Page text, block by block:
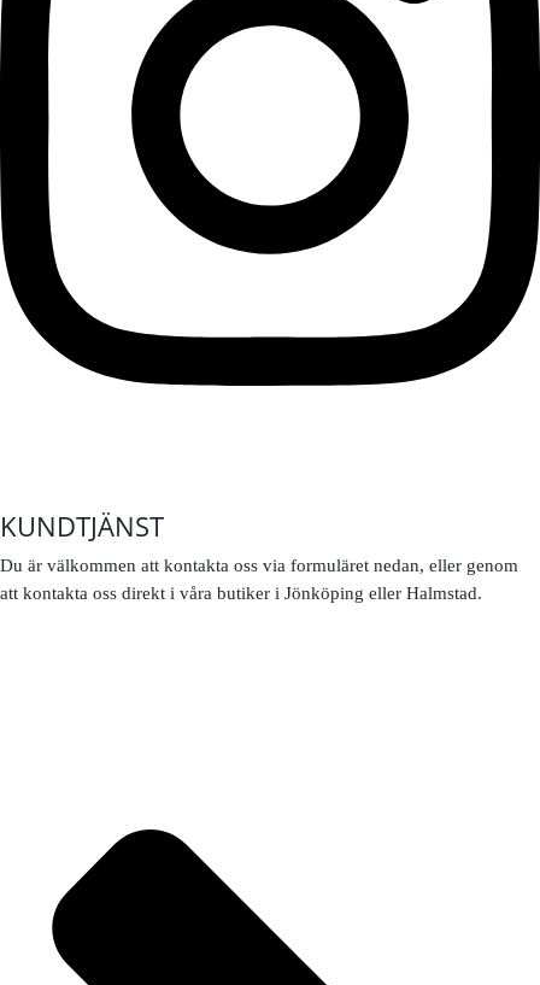
KUNDTJÄNST
Du är välkommen att kontakta oss via formuläret nedan, eller genom
att kontakta oss direkt i våra butiker i Jönköping eller Halmstad.